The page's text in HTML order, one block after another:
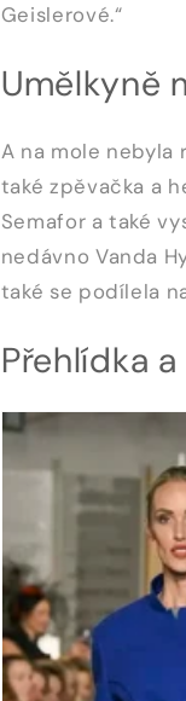
Geislerové.“
Umělkyně
A na mole nebyla
také zpěvačka a
Semafor a také
nedávno Vanda
také se podílela
Přehlídka